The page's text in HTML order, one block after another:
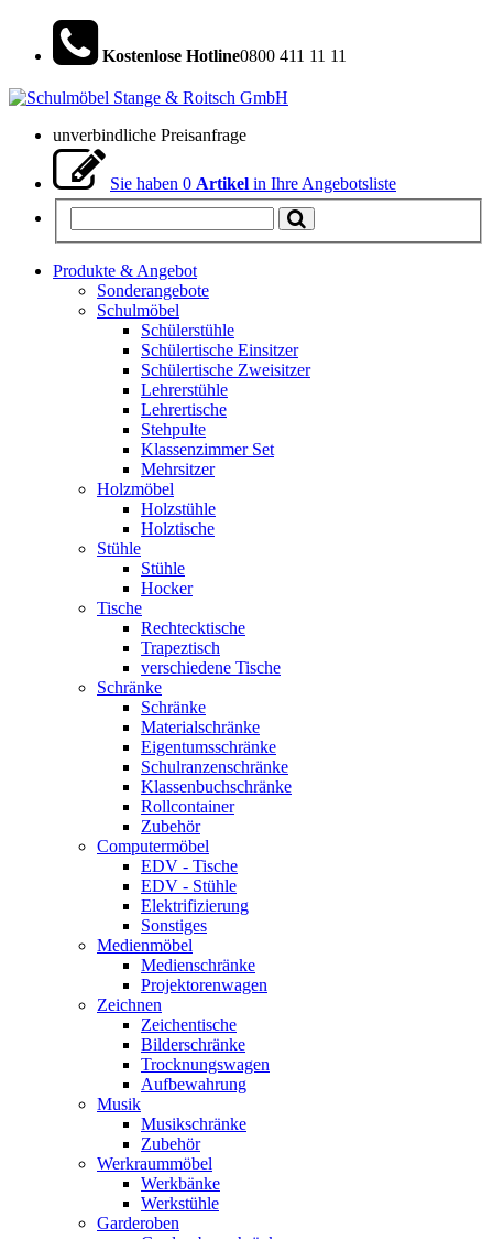
Kostenlose Hotline0800 411 11 11
unverbindliche Preisanfrage
Sie haben 0 Artikel in Ihre Angebotsliste
Produkte & Angebot
Sonderangebote
Schulmöbel
Schülerstühle
Schülertische Einsitzer
Schülertische Zweisitzer
Lehrerstühle
Lehrertische
Stehpulte
Klassenzimmer Set
Mehrsitzer
Holzmöbel
Holzstühle
Holztische
Stühle
Stühle
Hocker
Tische
Rechtecktische
Trapeztisch
verschiedene Tische
Schränke
Schränke
Materialschränke
Eigentumsschränke
Schulranzenschränke
Klassenbuchschränke
Rollcontainer
Zubehör
Computermöbel
EDV - Tische
EDV - Stühle
Elektrifizierung
Sonstiges
Medienmöbel
Medienschränke
Projektorenwagen
Zeichnen
Zeichentische
Bilderschränke
Trocknungswagen
Aufbewahrung
Musik
Musikschränke
Zubehör
Werkraummöbel
Werkbänke
Werkstühle
Garderoben